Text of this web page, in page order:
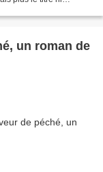
un roman de